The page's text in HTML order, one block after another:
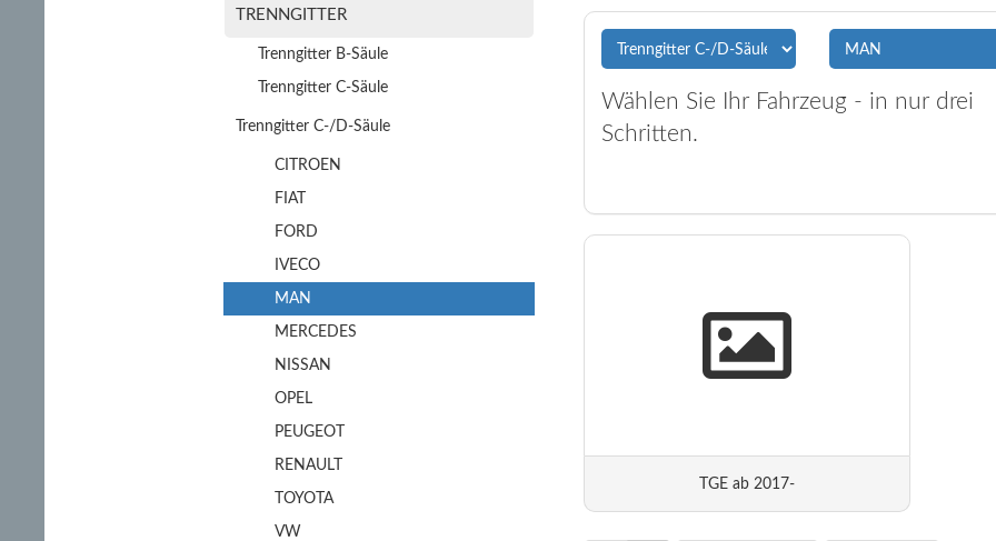
Wählen Sie Ihr Fahrzeug - in nur drei
Schritten.
TGE ab 2017-
TRENNGITTER
Trenngitter B-Säule
Trenngitter C-Säule
Trenngitter C-/D-Säule
CITROEN
FIAT
FORD
IVECO
MAN
MERCEDES
NISSAN
OPEL
PEUGEOT
RENAULT
TOYOTA
VW